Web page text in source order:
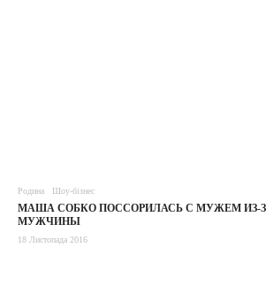
Родина Шоу-бізнес
МАША СОБКО ПОССОРИЛАСЬ С МУЖЕМ ИЗ-
МУЖЧИНЫ
18 Листопада 2016